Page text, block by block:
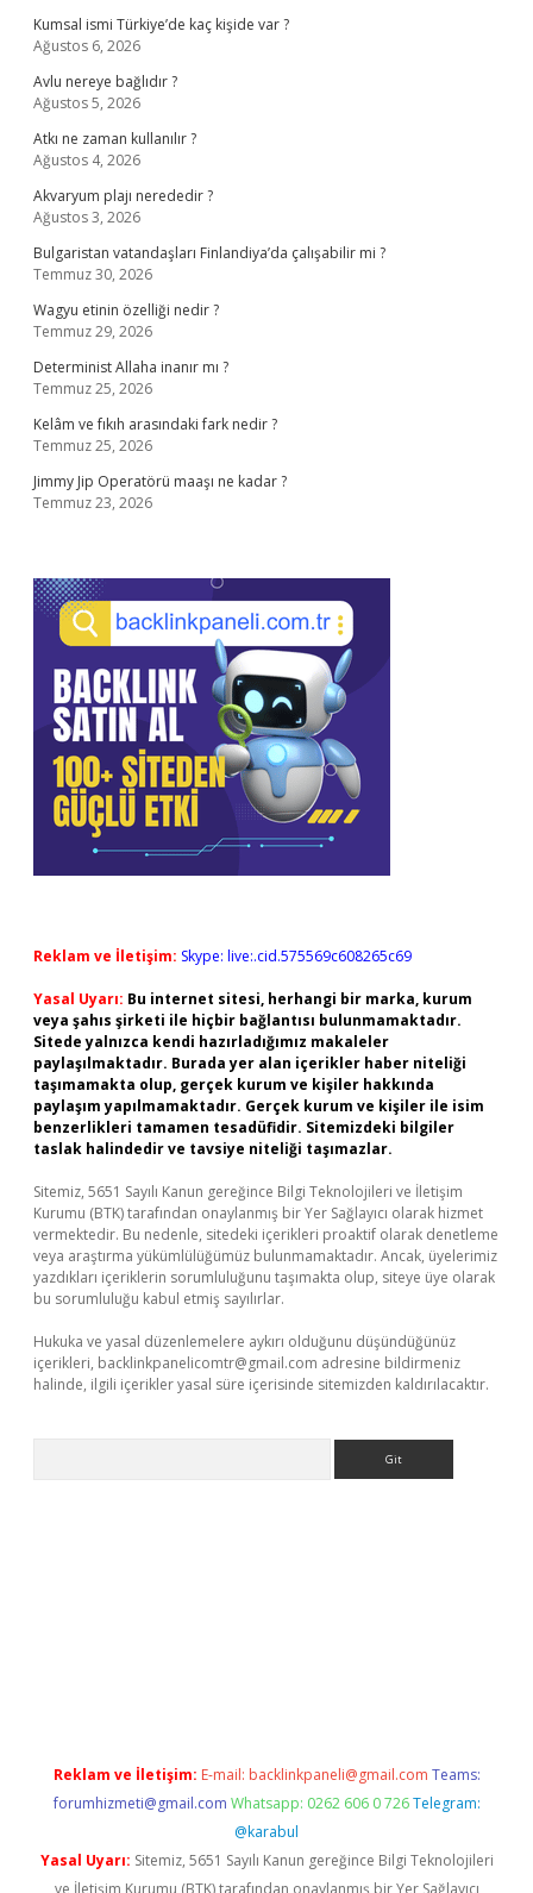
Kumsal ismi Türkiye’de kaç kişide var ?
Ağustos 6, 2026
Avlu nereye bağlıdır ?
Ağustos 5, 2026
Atkı ne zaman kullanılır ?
Ağustos 4, 2026
Akvaryum plajı nerededir ?
Ağustos 3, 2026
Bulgaristan vatandaşları Finlandiya’da çalışabilir mi ?
Temmuz 30, 2026
Wagyu etinin özelliği nedir ?
Temmuz 29, 2026
Determinist Allaha inanır mı ?
Temmuz 25, 2026
Kelâm ve fıkıh arasındaki fark nedir ?
Temmuz 25, 2026
Jimmy Jip Operatörü maaşı ne kadar ?
Temmuz 23, 2026
Reklam ve İletişim: Skype: live:.cid.575569c608265c69
Yasal Uyarı: Bu internet sitesi, herhangi bir marka, kurum
veya şahıs şirketi ile hiçbir bağlantısı bulunmamaktadır.
Sitede yalnızca kendi hazırladığımız makaleler
paylaşılmaktadır. Burada yer alan içerikler haber niteliği
taşımamakta olup, gerçek kurum ve kişiler hakkında
paylaşım yapılmamaktadır. Gerçek kurum ve kişiler ile isim
benzerlikleri tamamen tesadüfidir. Sitemizdeki bilgiler
taslak halindedir ve tavsiye niteliği taşımazlar.
Sitemiz, 5651 Sayılı Kanun gereğince Bilgi Teknolojileri ve İletişim
Kurumu (BTK) tarafından onaylanmış bir Yer Sağlayıcı olarak hizmet
vermektedir. Bu nedenle, sitedeki içerikleri proaktif olarak denetleme
veya araştırma yükümlülüğümüz bulunmamaktadır. Ancak, üyelerimiz
yazdıkları içeriklerin sorumluluğunu taşımakta olup, siteye üye olarak
bu sorumluluğu kabul etmiş sayılırlar.
Hukuka ve yasal düzenlemelere aykırı olduğunu düşündüğünüz
içerikleri, backlinkpanelicomtr@gmail.com adresine bildirmeniz
halinde, ilgili içerikler yasal süre içerisinde sitemizden kaldırılacaktır.
Reklam ve İletişim: E-mail: backlinkpaneli@gmail.com Teams:
forumhizmeti@gmail.com Whatsapp: 0262 606 0 726 Telegram:
@karabul
Yasal Uyarı: Sitemiz, 5651 Sayılı Kanun gereğince Bilgi Teknolojileri
ve İletişim Kurumu (BTK) tarafından onaylanmış bir Yer Sağlayıcı